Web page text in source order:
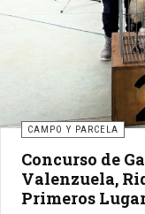
CAMPO Y PARCELA
Concurso de
Valenzuela,
Primeros